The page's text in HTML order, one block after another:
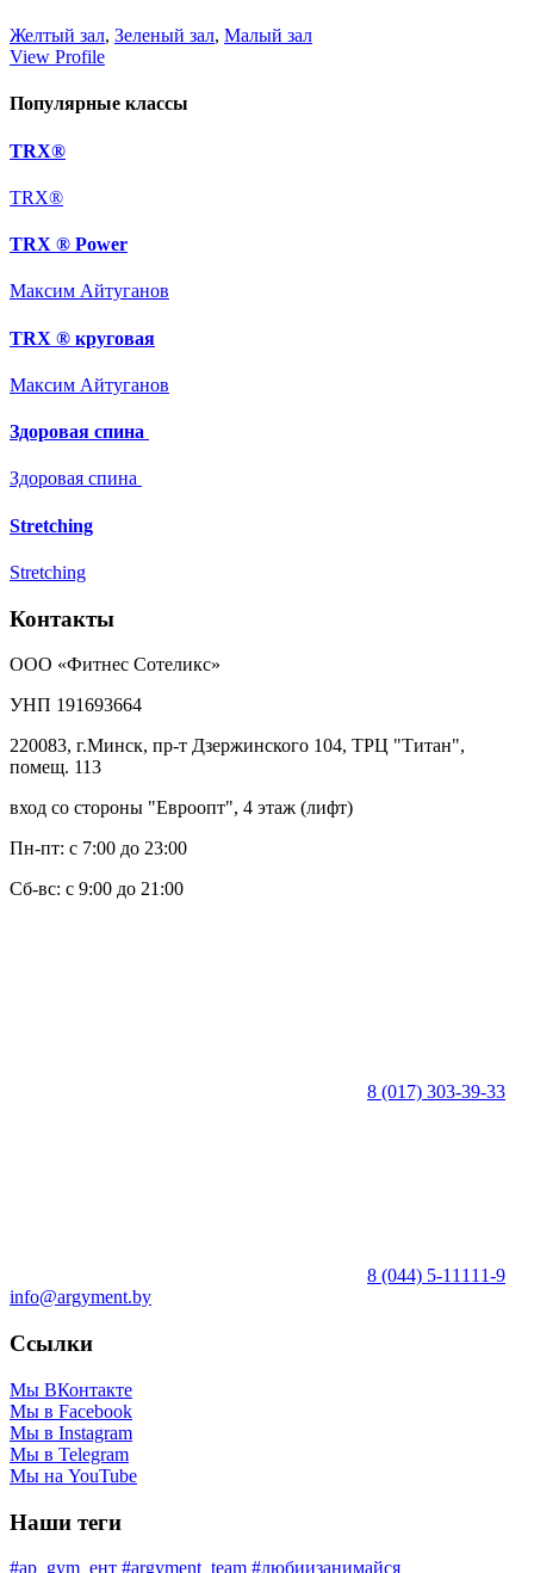
Желтый зал, Зеленый зал, Малый зал
View Profile
Популярные классы
TRX®
TRX®
TRX ® Power
Максим Айтуганов
TRX ® круговая
Максим Айтуганов
Здоровая спина
Здоровая спина
Stretching
Stretching
Контакты
ООО «Фитнес Сотеликс»
УНП 191693664
220083, г.Минск, пр-т Дзержинского 104, ТРЦ "Титан",
помещ. 113
вход со стороны "Евроопт", 4 этаж (лифт)
Пн-пт: с 7:00 до 23:00
Сб-вс: с 9:00 до 21:00
8 (017) 303-39-33
8 (044) 5-11111-9
info@argyment.by
Ссылки
Мы ВКонтакте
Мы в Facebook
Мы в Instagram
Мы в Telegram
Мы на YouTube
Наши теги
#ap_gym_ент #argyment_team #любиизанимайся